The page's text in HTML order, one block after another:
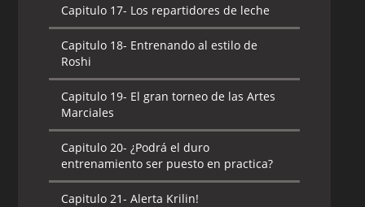
Capitulo 17- Los repartidores de leche
Capitulo 18- Entrenando al estilo de
Roshi
Capitulo 19- El gran torneo de las Artes
Marciales
Capitulo 20- ¿Podrá el duro
entrenamiento ser puesto en practica?
Capitulo 21- Alerta Krilin!